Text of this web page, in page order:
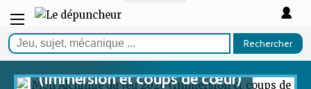
Rechercher
ARTICLE
Mon Alchimie du Jeu 2026
(Immersion et coups de cœur)